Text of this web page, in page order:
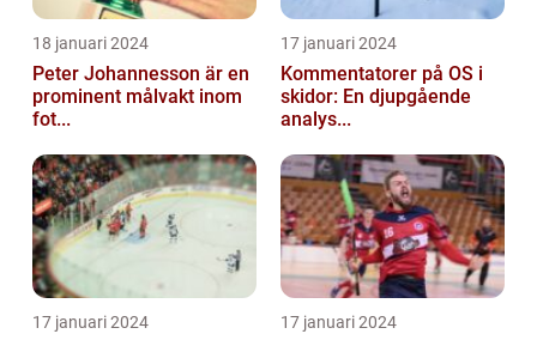
18 januari 2024
Peter Johannesson är en
prominent målvakt inom
fot...
17 januari 2024
Kommentatorer på OS i
skidor: En djupgående
analys...
17 januari 2024 17 januari 2024